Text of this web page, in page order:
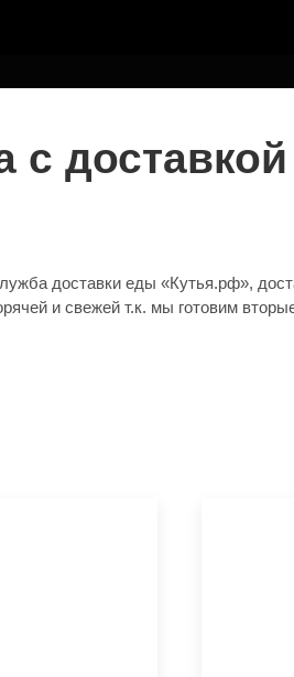
доставки еды «Кутья.рф»,
и свежей т.к. мы готовим